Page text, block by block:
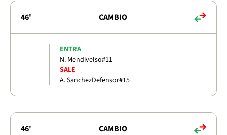
46' CAMBIO
ENTRA
N. Mendivelso#11
SALE
A. SanchezDefensor#15
46' CAMBIO